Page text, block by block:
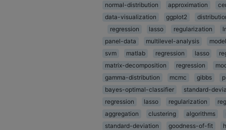
normal-distribution
approximation
data-visualization
ggplot2
regression
lasso regularization
panel-data
multilevel-analysis
svm
matlab regression lasso
matrix-decomposition
regression
gamma-distribution
mcmc gibbs
bayes-optimal-classifier
standard-
regression
lasso regularization
aggregation
clustering algorithms
standard-deviation
goodness-of-fit